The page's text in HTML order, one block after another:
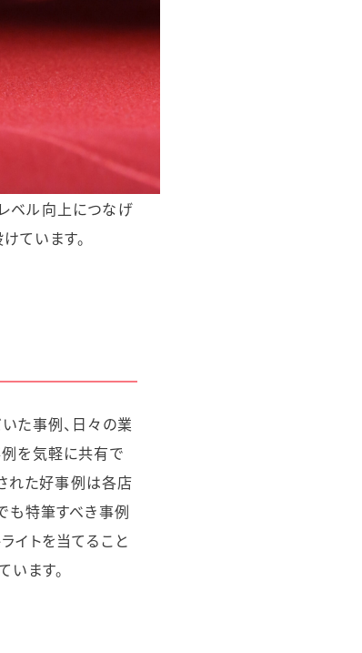
ベル向上につなげ
ています。
た事例、日々の業
を気軽に共有で
れた好事例は各店
も特筆すべき事例
イトを当てること
ます。